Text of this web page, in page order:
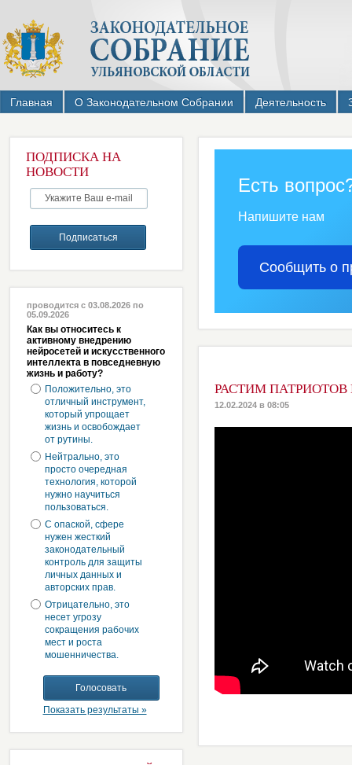
Главная О Законодательном Собрании Деятельность
ПОДПИСКА НА
НОВОСТИ
проводится с 03.08.2026 по
05.09.2026
Как вы относитесь к
активному внедрению
нейросетей и искусственного
интеллекта в повседневную
жизнь и работу?
Положительно, это
отличный инструмент,
который упрощает
жизнь и освобождает
от рутины.
Нейтрально, это
просто очередная
технология, которой
нужно научиться
пользоваться.
С опаской, сфере
нужен жесткий
законодательный
контроль для защиты
личных данных и
авторских прав.
Отрицательно, это
несет угрозу
сокращения рабочих
мест и роста
мошенничества.
Показать результаты »
Есть
Напишите нам
Сообщить о
РАСТИМ ПАТРИОТОВ
12.02.2024 в 08:05